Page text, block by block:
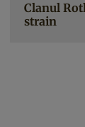
Clanul
strain